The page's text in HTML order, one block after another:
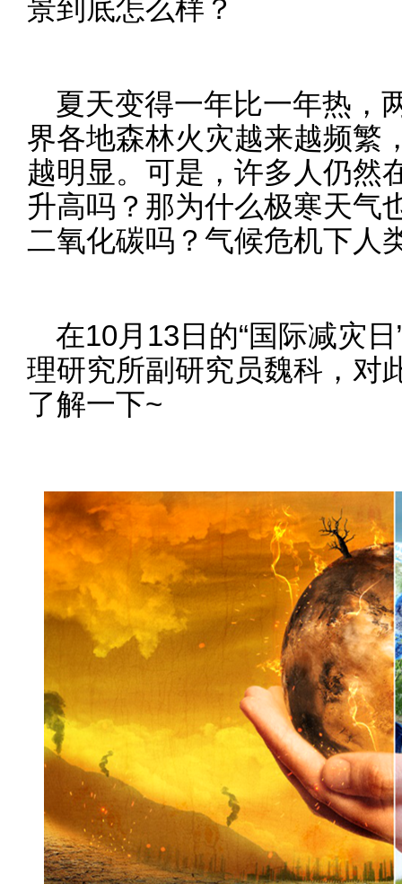
景到底怎么样？
夏天变得一年比一年热，
界各地森林火灾越来越频繁
越明显。可是，许多人仍然
升高吗？那为什么极寒天气
二氧化碳吗？气候危机下人
在10月13日的“国际减灾
理研究所副研究员魏科，对
了解一下~